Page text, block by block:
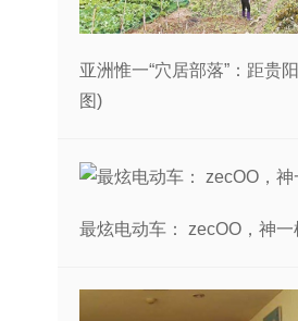
亚洲惟一“穴居部落”：距贵
图)
最炫电动车： zecOO，神